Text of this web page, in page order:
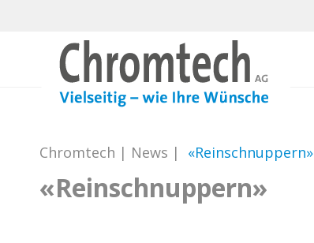
Chromtech | News | «Reinschnuppern»
«Reinschnuppern»